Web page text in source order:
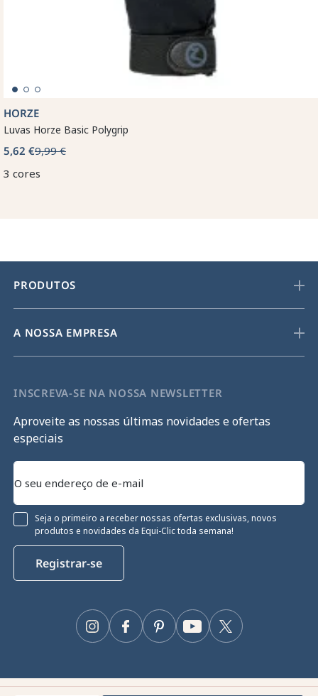
HORZE
Luvas Horze Basic Polygrip
5,62 €9,99 €
3 cores
PRODUTOS
A NOSSA EMPRESA
INSCREVA-SE NA NOSSA NEWSLETTER
Aproveite as nossas últimas novidades e ofertas
especiais
Seja o primeiro a receber nossas ofertas exclusivas, novos
produtos e novidades da Equi-Clic toda semana!
Registrar-se
Facebook Twitter
YouTube
Pinterest
Instagram